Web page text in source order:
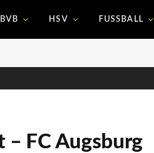
BVB HSV FUSSBALL
– FC Augsburg